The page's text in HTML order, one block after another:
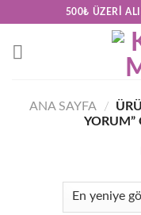
content
500₺ ÜZERI
ANA SAYFA /
YORUM”